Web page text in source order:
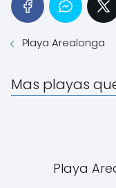
Playa Arealonga
Mas playas
Playa